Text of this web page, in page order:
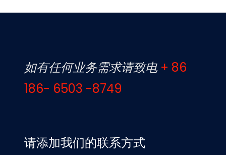
如有任何业务需求请致电 + 86
186- 6503 -8749
请添加我们的联系方式